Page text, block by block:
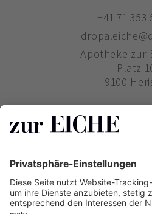
+41 71 353
Apotheke zur
Platz
9100
ZUR EICHE